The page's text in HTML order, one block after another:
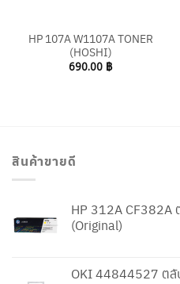
HP 107A W1107A TONER
(HOSHI)
690.00 ฿
สินค้าขายดี
HP 312A CF382A
(Original)
OKI 44844527 ตลั